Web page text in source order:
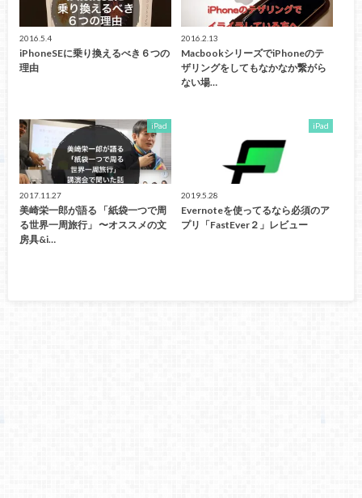
2016.5.4
iPhoneSEに乗り換えるべき６つの
理由
2016.2.13
MacbookシリーズでiPhoneのテ
ザリングをしてもなかなか繋がら
ない場…
iPad
2017.11.27
美崎栄一郎が語る 「紙袋一つで周
る世界一周旅行」 〜オススメの文
房具&i…
iPad
2019.5.28
Evernoteを使ってるなら必須のア
プリ「FastEver２」レビュー